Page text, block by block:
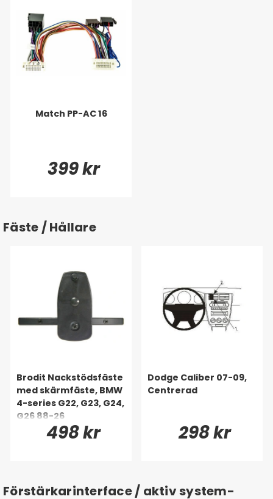
Match PP-AC 16
399 kr
Fäste / Hållare
Brodit Nackstödsfäste
med skärmfäste, BMW
4-series G22, G23, G24,
G26 88-26
498 kr
Dodge Caliber 07-09,
Centrerad
298 kr
Förstärkarinterface / aktiv system-